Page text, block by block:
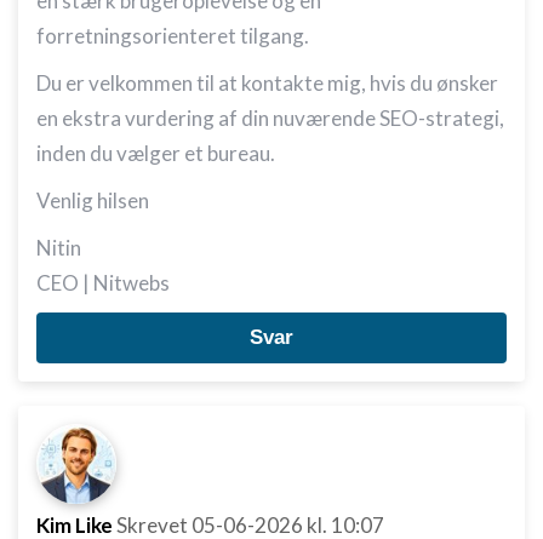
forretningsorienteret tilgang.
Du er velkommen til at kontakte mig, hvis du ønsker
en ekstra vurdering af din nuværende SEO-strategi,
inden du vælger et bureau.
Venlig hilsen
Nitin
CEO | Nitwebs
Svar
Kim LikeSkrevet 05-06-2026 kl. 10:07